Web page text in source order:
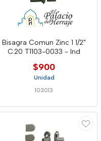
Bisagra Comun Zinc 1 1/2"
C.20 T1103-0033 - Ind
$900
Unidad
103013